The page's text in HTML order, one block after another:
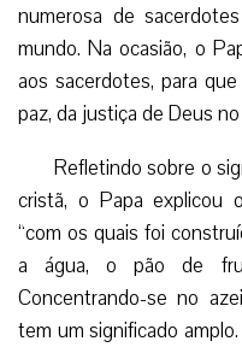
numerosa de
mundo. Na ocasião, o
aos sacerdotes, para
paz, da justiça de Deus
Refletindo sobre o
cristã, o Papa explicou
“com os quais foi
a água, o pão de
Concentrando-se no
tem um significado